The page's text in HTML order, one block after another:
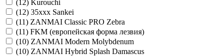
(12) Kurouchi
(12) 35xxx Sankei
(11) ZANMAI Classic PRO Zebra
(11) FKM (европейская форма лезвия)
(10) ZANMAI Modern Molybdenum
(10) ZANMAI Hybrid Splash Damascus